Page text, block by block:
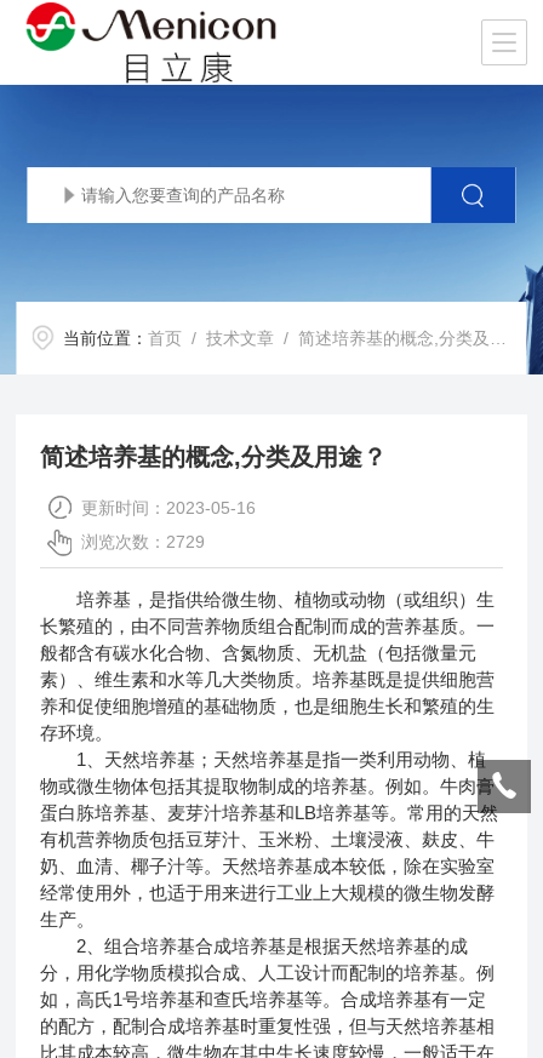
当前位置：首页 /技术文章 / 简述培养基的概念,分类及用途？
简述培养基的概念,分类及用途？
更新时间：2023-05-16
浏览次数：2729
培养基，是指供给微生物、植物或动物（或组织）生
长繁殖的，由不同营养物质组合配制而成的营养基质。一
般都含有碳水化合物、含氮物质、无机盐（包括微量元
素）、维生素和水等几大类物质。培养基既是提供细胞营
养和促使细胞增殖的基础物质，也是细胞生长和繁殖的生
存环境。
1、天然培养基；天然培养基是指一类利用动物、植
物或微生物体包括其提取物制成的培养基。例如。牛肉膏
蛋白胨培养基、麦芽汁培养基和LB培养基等。常用的天然
有机营养物质包括豆芽汁、玉米粉、土壤浸液、麸皮、牛
奶、血清、椰子汁等。天然培养基成本较低，除在实验室
经常使用外，也适于用来进行工业上大规模的微生物发酵
生产。
2、组合培养基合成培养基是根据天然培养基的成
分，用化学物质模拟合成、人工设计而配制的培养基。例
如，高氏1号培养基和查氏培养基等。合成培养基有一定
的配方，配制合成培养基时重复性强，但与天然培养基相
比其成本较高，微生物在其中生长速度较慢，一般适于在